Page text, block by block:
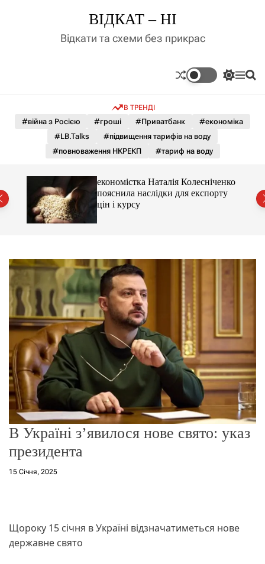
д
у
ВІДКАТ – НІ
Відкати та схеми без прикрас
П
м
к
а
о
л
ь
г
М П
В ТРЕНДІ
#війна з Росією #гроші #Приватбанк
#економіка
#LB.Talks
#підвищення тарифів на воду
#повноваження НКРЕКП
#тариф на воду
економістка Наталія Колесніченко
пояснила наслідки для експорту
цін і курсу
В Україні з’явилося нове свято: указ
президента
15 Січня, 2025
Щороку 15 січня в Україні відзначатиметься нове
державне свято